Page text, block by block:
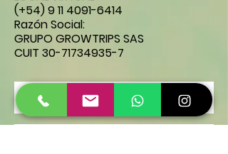
(+54)9 11 4091-6414
Razón Social:
GRUPO GROWTRIPS SAS
CUIT 30-71734935-7